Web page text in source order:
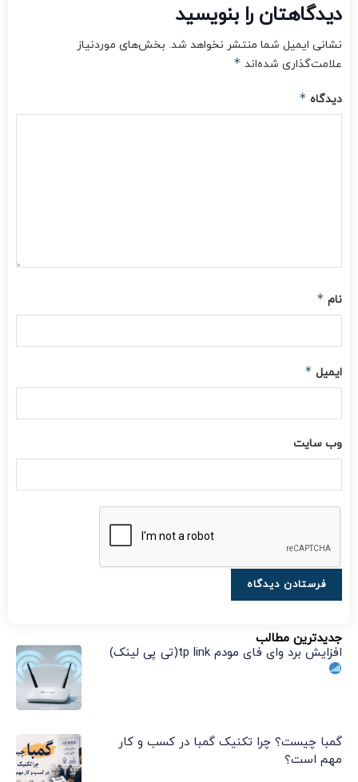
دیدگاهتان را بنویسید
نشانی ایمیل شما منتشر نخواهد شد. بخش‌های موردنیاز
علامت‌گذاری شده‌اند *
دیدگاه *
نام *
ایمیل *
وب‌ سایت
جدیدترین مطالب
افزایش برد وای فای مودم tp link(تی پی لینک)
گمبا چیست؟ چرا تکنیک گمبا در کسب و کار
مهم است؟